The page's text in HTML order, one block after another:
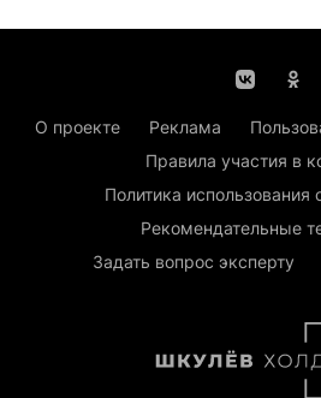
О проекте Реклама
Правила участия в
Политика использования
Рекомендательные
Задать вопрос эксперту